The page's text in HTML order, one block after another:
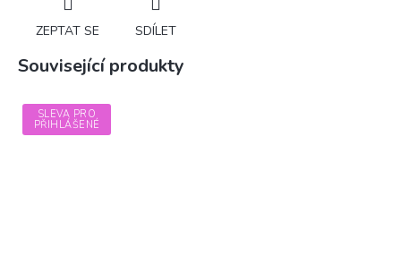
ZEPTAT SE SDÍLET
Související produkty
SLEVA PRO
PŘIHLÁŠENÉ